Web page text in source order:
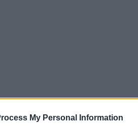
My Personal Information